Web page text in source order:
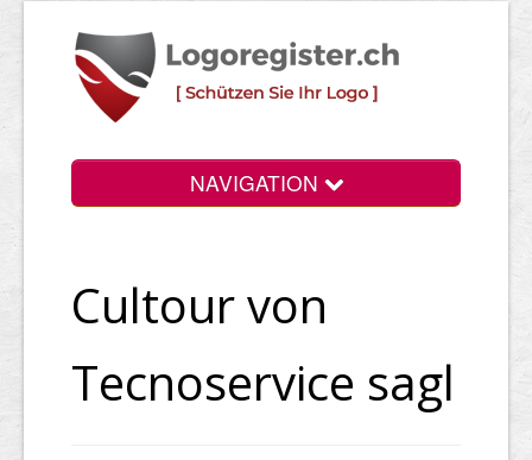
NAVIGATION
Login
Preise
Cultour von
Tecnoservice sagl